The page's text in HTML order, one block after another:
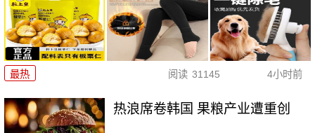
最热 阅读 31145 4小时前
热浪席卷韩国 果粮产业遭重创